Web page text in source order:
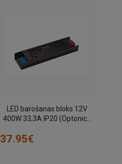
LED barošanas bloks 12V
400W 33,3A IP20 (Optonica
37.95€